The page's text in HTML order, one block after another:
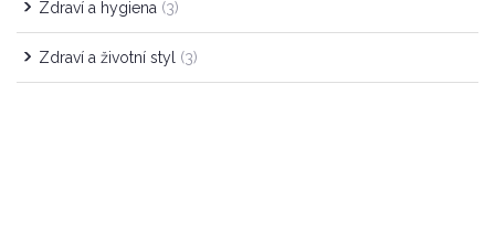
Zdraví a hygiena (3)
Zdraví a životní styl (3)